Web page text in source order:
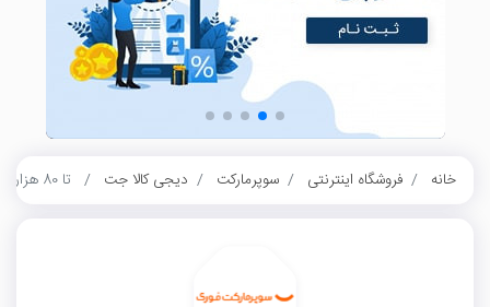
خانه فروشگاه اینترنتی سوپرمارکت دیجی کالا جت تا 80 هزار تومان کد تخفیف دیجی کالا جت در باشگاه مشتریان بانک ملت